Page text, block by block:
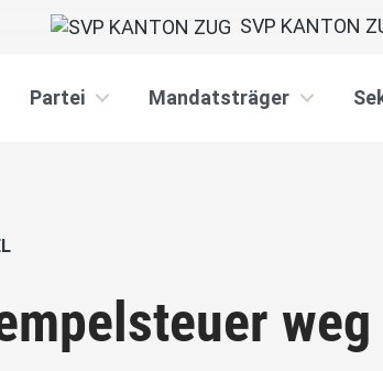
SVP KANTON
Partei Mandatsträger